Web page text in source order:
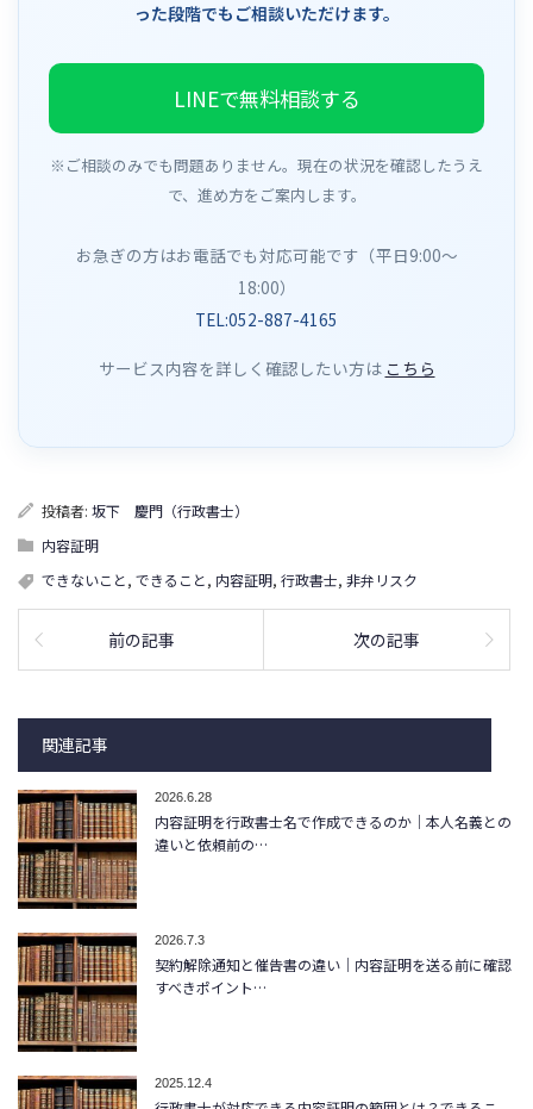
った段階でもご相談いただけます。
LINEで無料相談する
※ご相談のみでも問題ありません。現在の状況を確認したうえ
で、進め方をご案内します。
お急ぎの方はお電話でも対応可能です（平日9:00〜
18:00）
TEL:052-887-4165
サービス内容を詳しく確認したい方は こちら
投稿者: 坂下 慶門（行政書士）
内容証明
できないこと, できること, 内容証明, 行政書士, 非弁リスク
前の記事 次の記事
関連記事
2026.6.28
内容証明を行政書士名で作成できるのか｜本人名義との
違いと依頼前の…
2026.7.3
契約解除通知と催告書の違い｜内容証明を送る前に確認
すべきポイント…
2025.12.4